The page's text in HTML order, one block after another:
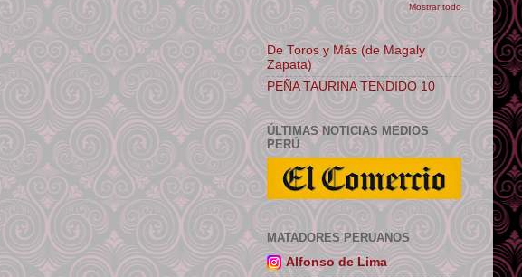
Mostrar todo
De Toros y Más (de Magaly
Zapata)
PEÑA TAURINA TENDIDO 10
ÚLTIMAS NOTICIAS MEDIOS
PERÚ
MATADORES PERUANOS
Alfonso de Lima